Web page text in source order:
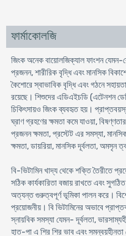
ফার্মাকোলজি
জিংক অনেক বায়োলজিক্যাল ফাংশন যেমন-
প্রজনন, শারীরিক বৃদ্ধি এবং মানসিক
কৈশোরে স্বাভাবিক বৃদ্ধি এবং গঠনে
রয়েছে। শিশুদের এডিএইচডি (এটেনশন
চিকিৎসায়ও জিংক ব্যবহৃত হয়।
ঘ্রাণ গ্রহণের ক্ষমতা কমে যাওয়া,
প্রজনন ক্ষমতা, প্রস্টেট এর সমস্যা,
ক্ষমতা, ডায়রিয়া, মানসিক দূর্বলতা, অমসৃন
বি-ভিটামিন খাদ্য থেকে শক্তি তৈরীতে
সঠিক কার্যকারিতা বজায় রাখতে এবং
অত্যন্ত গুরুত্বপূর্ণ ভূমিকা পালন করে।
প্রয়োজনীয়। বি ভিটামিনের অভাবে
স্নায়বিক সমস্যা যেমন- দূর্বলতা,
হাত-পা এ শির শির ভাব এবং সমন্বয়হীনতা